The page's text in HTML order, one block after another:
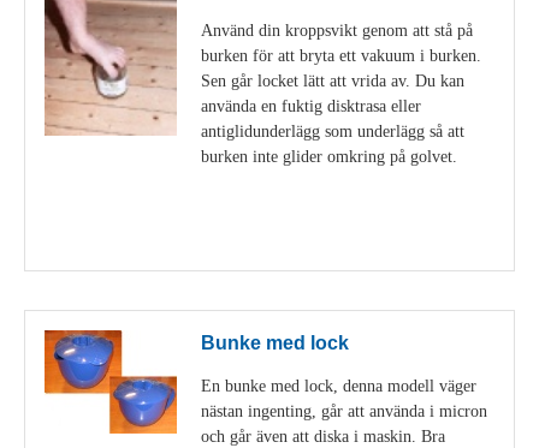
Använd din kroppsvikt genom att stå på
burken för att bryta ett vakuum i burken.
Sen går locket lätt att vrida av. Du kan
använda en fuktig disktrasa eller
antiglidunderlägg som underlägg så att
burken inte glider omkring på golvet.
Bunke med lock
En bunke med lock, denna modell väger
nästan ingenting, går att använda i micron
och går även att diska i maskin. Bra